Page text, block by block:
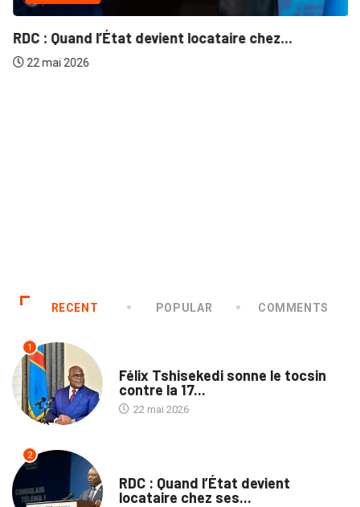
RDC : Quand l’État devient locataire chez...
22 mai 2026
RECENT POPULAR COMMENTS
1
Félix Tshisekedi sonne le tocsin
contre la 17...
22 mai 2026
2
RDC : Quand l’État devient
locataire chez ses...